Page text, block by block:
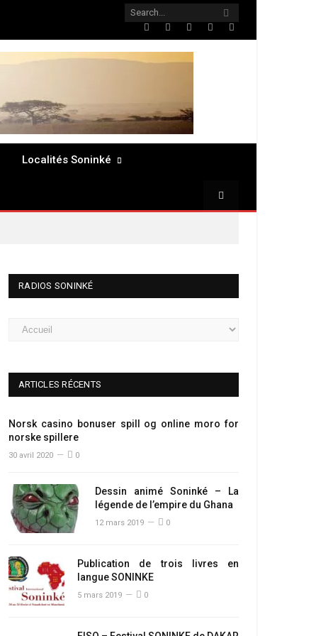
Twitter FacebookLinkedInPinterest
Localités Soninké
RADIOS SONINKÉ
ARTICLES RÉCENTS
Norsk casino bonuser spill og online moro for
norske spillere
30 avril 2020 0
Dessin animé Soninké – La
légende de l’empire du Ghana
12 mars 2019 0
Publication de trois livres en
langue SONINKE
5 mars 2019 0